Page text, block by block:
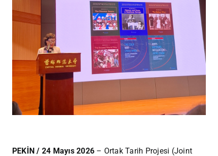
PEKİN / 24 Mayıs 2026 – Ortak Tarih Projesi (Joint